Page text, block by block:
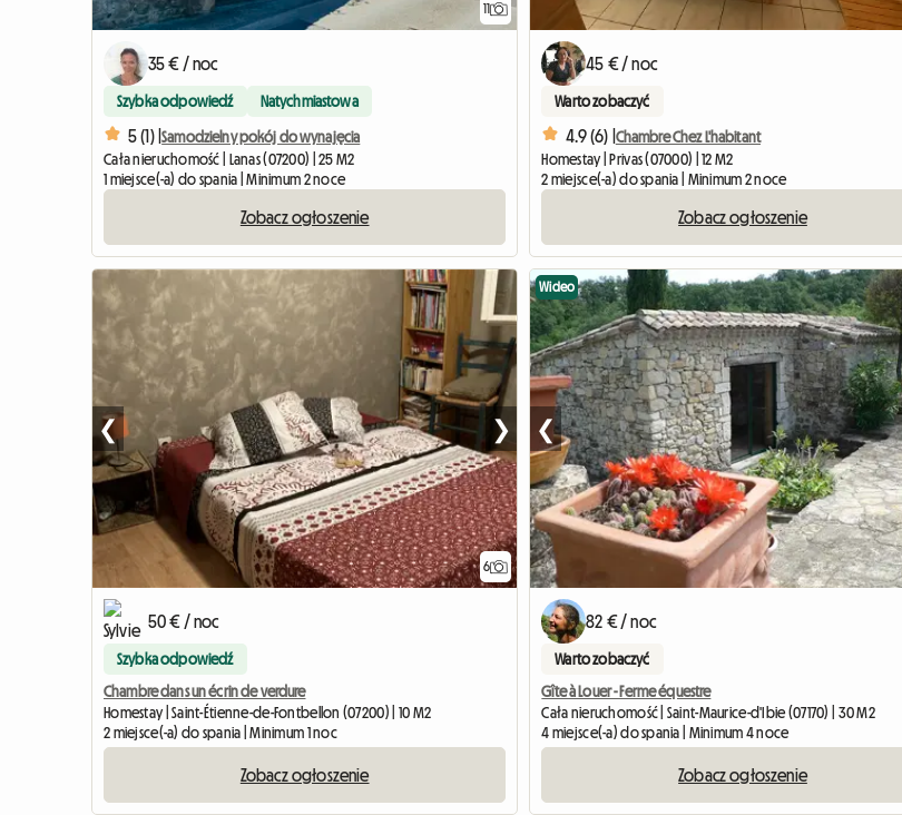
11
35 € / noc
Szybka odpowiedź Natychmiastowa
5 (1) |Samodzielny pokój do wynajęcia
Cała nieruchomość | Lanas (07200) | 25 M2
1 miejsce(-a) do spania | Minimum 2 noce
Zobacz ogłoszenie
45 € / noc
Warto zobaczyć
4.9 (6) | Chambre Chez L'habitant
Homestay | Privas (07000) | 12 M2
2 miejsce(-a) do spania | Minimum 2 noce
Zobacz ogłoszenie
6
❮ ❯
50 € / noc
Szybka odpowiedź
Chambre dans un écrin de verdure
Homestay | Saint-Étienne-de-Fontbellon (07200) | 10 M2
2 miejsce(-a) do spania | Minimum 1 noc
Zobacz ogłoszenie
Wideo
❮
82 € / noc
Warto zobaczyć
Gîte à Louer - Ferme équestre
Cała nieruchomość | Saint-Maurice-d'Ibie (07170) | 30 M2
4 miejsce(-a) do spania | Minimum 4 noce
Zobacz ogłoszenie